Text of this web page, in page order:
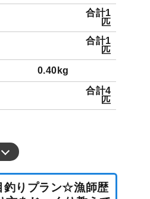
合計1
匹
合計1
匹
0.40kg
合計4
匹